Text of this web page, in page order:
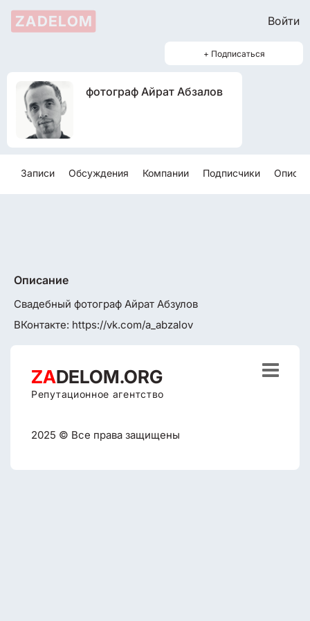
ZADELOM Войти
+ Подписаться
фотограф Айрат Абзалов
Записи Обсуждения Компании Подписчики
Описание
Свадебный фотограф Айрат Абзулов
ВКонтакте: https://vk.com/a_abzalov
ZADELOM.ORG
Репутационное агентство
2025 © Все права защищены
